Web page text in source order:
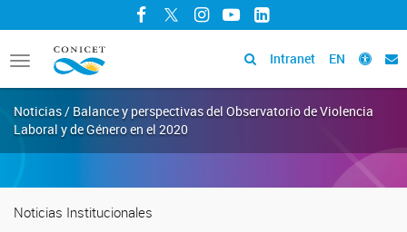
Facebook
TwitterInstagram
YouTubeLinkedIn
Toggle
navigation
Intranet EN
Noticias / Balance y perspectivas del Observatorio de Violencia
Laboral y de Género en el 2020
Noticias Institucionales